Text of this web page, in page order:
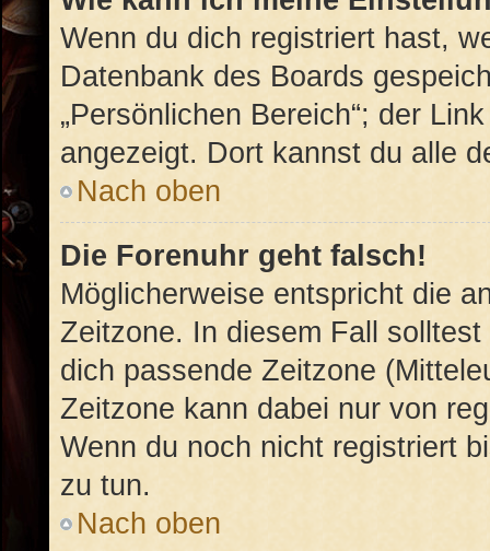
Wenn du dich registriert hast,
Datenbank des Boards
„Persönlichen Bereich“; der
angezeigt. Dort kannst du alle
Nach oben
Die Forenuhr geht falsch!
Möglicherweise entspricht die
Zeitzone. In diesem Fall solltest
dich passende Zeitzone
Zeitzone kann dabei nur von
Wenn du noch nicht registriert
zu tun.
Nach oben